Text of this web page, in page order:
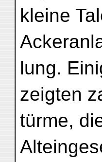
kleine
lung.
zeigten
türme,